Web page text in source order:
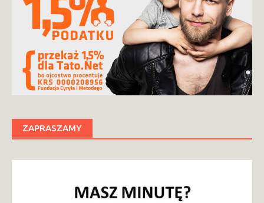
ZAPRASZAMY